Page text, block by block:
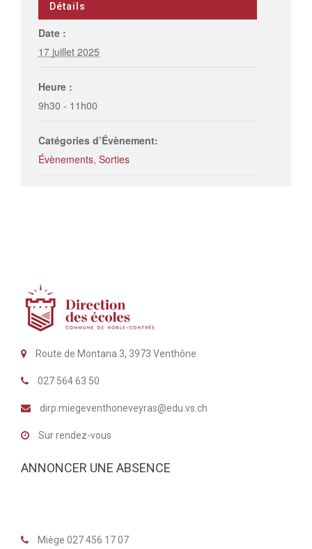
Détails
Date :
17 juillet 2025
Heure :
9h30 - 11h00
Catégories d’Évènement:
Évènements, Sorties
Route de Montana 3, 3973 Venthône
027 564 63 50
dirp.miegeventhoneveyras@edu.vs.ch
Sur rendez-vous
ANNONCER UNE ABSENCE
Miège 027 456 17 07